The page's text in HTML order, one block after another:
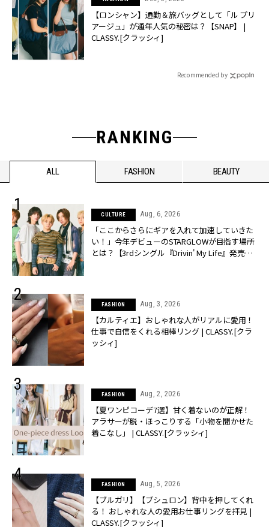
【ロンシャン】通勤＆旅バッグとして「ル プリ
アージュ」が通年人気の秘密は？【SNAP】 |
CLASSY.[クラッシィ]
Recommended by
RANKING
ALL FASHION BEAUTY
CULTURE Aug, 6, 2026
「ここからさらにギアを入れて加速していきた
い！」今年デビューのSTARGLOWが目指す場所
とは？【3rdシングル『Drivin' My Life』発売】 |
FASHION Aug, 3, 2026
【カルティエ】おしゃれな人がリアルに愛用！
仕事で自信をくれる相棒リング | CLASSY.[クラ
ッシィ]
FASHION Aug, 2, 2026
【夏ワンピコーデ7選】甘く着ないのが正解！
アラサーが脱・ほっこりする「小物を聞かせた
着こなし」 | CLASSY.[クラッシィ]
FASHION Aug, 5, 2026
【ブルガリ】【ブシュロン】背中を押してくれ
る！ おしゃれな人の愛用お仕事リングを拝見 |
CLASSY.[クラッシィ]